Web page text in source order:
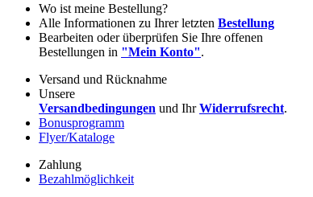
Wo ist meine Bestellung?
Alle Informationen zu Ihrer letzten Bestellung
Bearbeiten oder überprüfen Sie Ihre offenen
Bestellungen in "Mein Konto".
Versand und Rücknahme
Unsere
Versandbedingungen und IhrWiderrufsrecht.
Bonusprogramm
Flyer/Kataloge
Zahlung
Bezahlmöglichkeit